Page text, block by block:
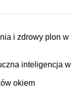
i zdrowy plon w
inteligencja w
okiem